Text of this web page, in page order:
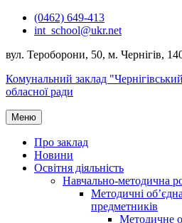
Перейти(0462) 649-413
int_school@ukr.net
вул. Тероборони, 50, м. Чернігів,
Комунальний заклад
обласної ради
Меню
Про заклад
Новини
Освітня діяльність
Навчально-методична
Методичні
предметників
Методичне